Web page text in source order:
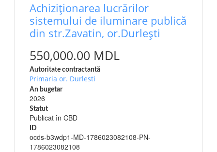
Achiziționarea lucrărilor
sistemului de iluminare publică
din str.Zavatin, or.Durlești
550,000.00 MDL
Autoritate contractantă
Primaria or. Durlesti
An bugetar
2026
Statut
Publicat în CBD
ID
ocds-b3wdp1-MD-1786023082108-PN-
1786023082108